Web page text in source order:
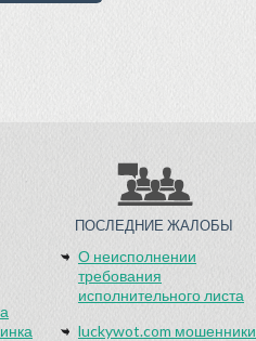
ПОСЛЕДНИЕ ЖАЛОБЫ
О неисполнении
требования
исполнительного листа
luckywot.com мошенники